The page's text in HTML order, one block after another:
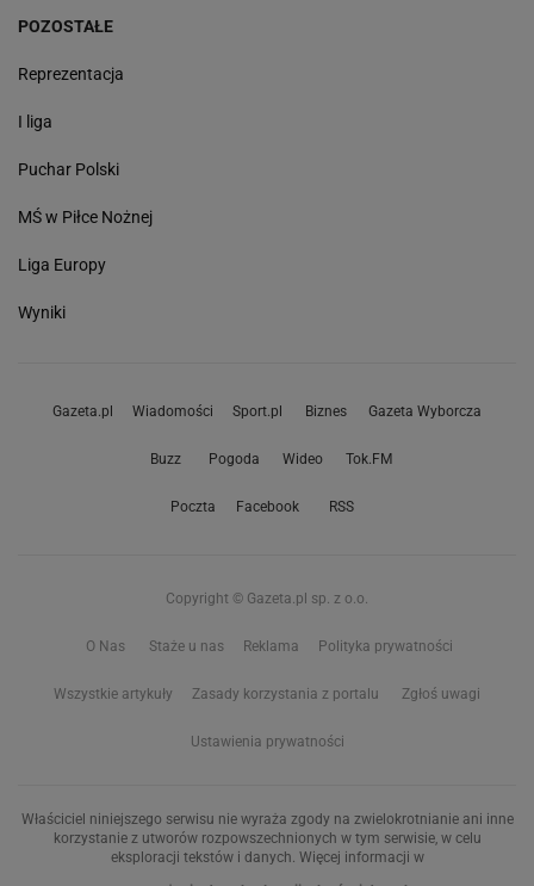
POZOSTAŁE
Reprezentacja
I liga
Puchar Polski
MŚ w Piłce Nożnej
Liga Europy
Wyniki
Gazeta.pl Wiadomości Sport.pl Biznes Gazeta Wyborcza
Buzz Pogoda Wideo Tok.FM
Poczta Facebook RSS
Copyright © Gazeta.pl sp. z o.o.
O Nas Staże u nas Reklama Polityka prywatności
Wszystkie artykuły Zasady korzystania z portalu Zgłoś uwagi
Ustawienia prywatności
Właściciel niniejszego serwisu nie wyraża zgody na zwielokrotnianie ani inne
korzystanie z utworów rozpowszechnionych w tym serwisie, w celu
eksploracji tekstów i danych. Więcej informacji w